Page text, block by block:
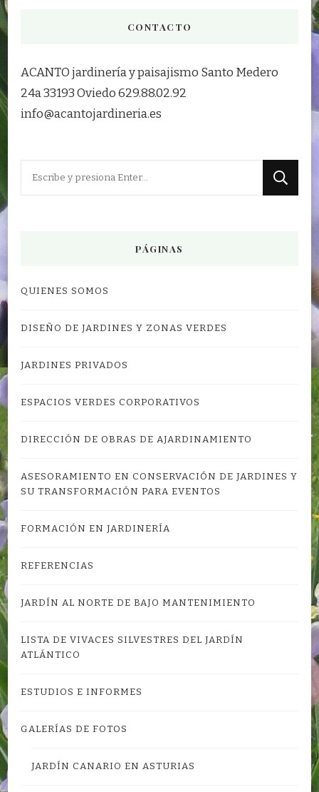
CONTACTO
ACANTO jardinería y paisajismo Santo Medero
24a 33193 Oviedo 629.88.02.92
info@acantojardineria.es
¿Buscas
PÁGINAS
QUIENES SOMOS
DISEÑO DE JARDINES Y ZONAS VERDES
JARDINES PRIVADOS
ESPACIOS VERDES CORPORATIVOS
DIRECCIÓN DE OBRAS DE AJARDINAMIENTO
ASESORAMIENTO EN CONSERVACIÓN DE JARDINES Y
SU TRANSFORMACIÓN PARA EVENTOS
FORMACIÓN EN JARDINERÍA
REFERENCIAS
JARDÍN AL NORTE DE BAJO MANTENIMIENTO
LISTA DE VIVACES SILVESTRES DEL JARDÍN
ATLÁNTICO
ESTUDIOS E INFORMES
GALERÍAS DE FOTOS
JARDÍN CANARIO EN ASTURIAS